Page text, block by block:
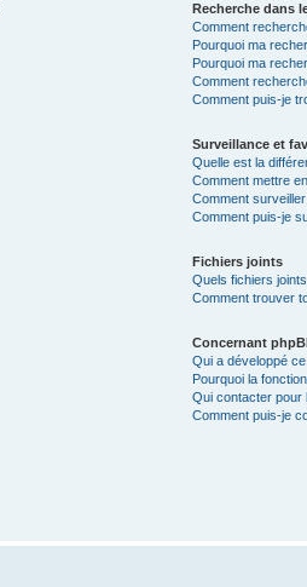
Recherche dans
Comment
Pourquoi ma
Pourquoi ma
Comment
Comment puis-je
Surveillance et
Quelle est la
Comment mettre
Comment
Comment puis-je
Fichiers joints
Quels fichiers
Comment trouver
Concernant
Qui a développé
Pourquoi la
Qui contacter pour
Comment puis-je